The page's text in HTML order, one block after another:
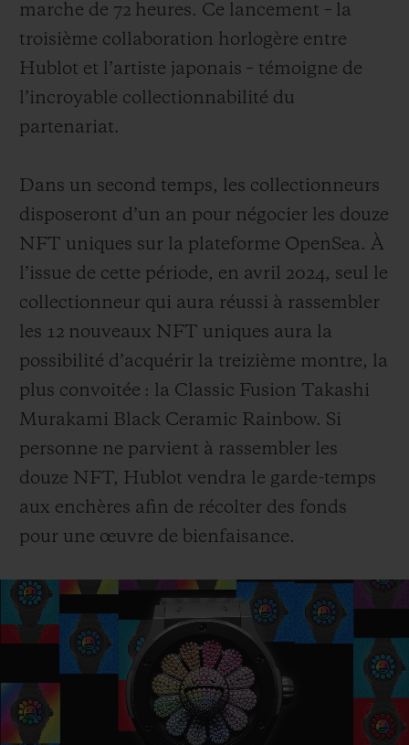
marche de 72 heures. Ce lancement – la
troisième collaboration horlogère entre
Hublot et l’artiste japonais – témoigne de
l’incroyable collectionnabilité du
partenariat.
Dans un second temps, les collectionneurs
disposeront d’un an pour négocier les douze
NFT uniques sur la plateforme OpenSea. À
l’issue de cette période, en avril 2024, seul le
collectionneur qui aura réussi à rassembler
les 12 nouveaux NFT uniques aura la
possibilité d’acquérir la treizième montre, la
plus convoitée : la Classic Fusion Takashi
Murakami Black Ceramic Rainbow. Si
personne ne parvient à rassembler les
douze NFT, Hublot vendra le garde-temps
aux enchères afin de récolter des fonds
pour une œuvre de bienfaisance.